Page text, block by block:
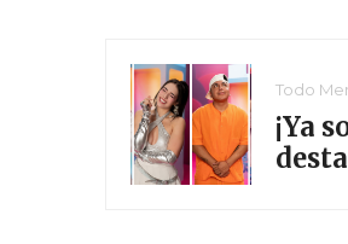
Todo
¡Ya